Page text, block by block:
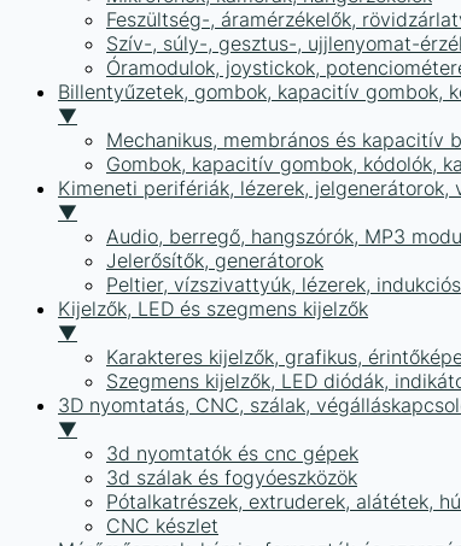
Feszültség-, áramérzékelők,
Szív-, súly-, gesztus-, ujjlenyomat-
Óramodulok, joystickok,
Billentyűzetek, gombok, kapacitív gombok,
▼
Mechanikus, membrános és kapacitív
Gombok, kapacitív gombok, kódolók,
Kimeneti perifériák, lézerek, jelgenerátorok,
▼
Audio, berregő, hangszórók, MP3
Jelerősítők, generátorok
Peltier, vízszivattyúk, lézerek,
Kijelzők, LED és szegmens kijelzők
▼
Karakteres kijelzők, grafikus,
Szegmens kijelzők, LED diódák,
3D nyomtatás, CNC, szálak,
▼
3d nyomtatók és cnc gépek
3d szálak és fogyóeszközök
Pótalkatrészek, extruderek, alátétek,
CNC készlet